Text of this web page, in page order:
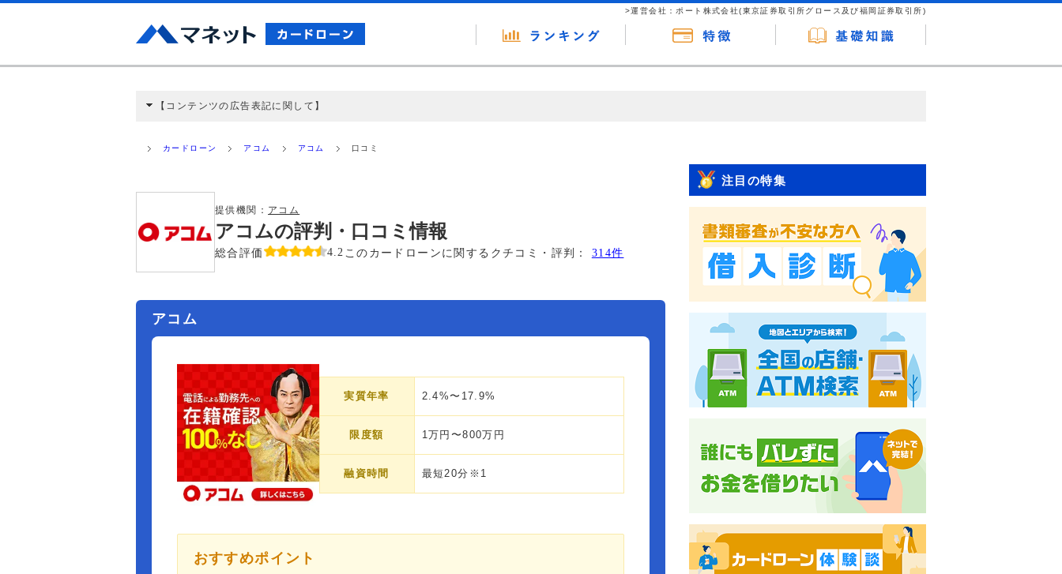
>運営会社：ポート株式会社(東京証券取引所グロース及び福岡証券取引所)
【コンテンツの広告表記に関して】
ミ収集などに基づき、公平性を担保した情報提供を行っています。
カードローン アコム アコム 口コミ
提供機関： アコム
アコムの評判・口コミ情報
総合評価 4.2 このカードローンに関するクチコミ・評判： 314件
アコム
実質年率 2.4%〜17.9%
限度額 1万円〜800万円
融資時間 最短20分※1
おすすめポイント
注目の特集